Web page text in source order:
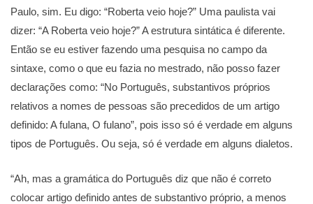
Paulo, sim. Eu digo: “Roberta veio hoje?” Uma paulista vai
dizer: “A Roberta veio hoje?” A estrutura sintática é diferente.
Então se eu estiver fazendo uma pesquisa no campo da
sintaxe, como o que eu fazia no mestrado, não posso fazer
declarações como: “No Português, substantivos próprios
relativos a nomes de pessoas são precedidos de um artigo
definido: A fulana, O fulano”, pois isso só é verdade em alguns
tipos de Português. Ou seja, só é verdade em alguns dialetos.
“Ah, mas a gramática do Português diz que não é correto
colocar artigo definido antes de substantivo próprio, a menos